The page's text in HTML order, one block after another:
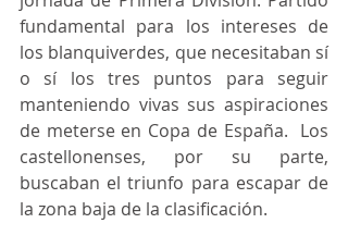
fundamental para los intereses de
los blanquiverdes, que necesitaban sí
o sí los tres puntos para seguir
manteniendo vivas sus aspiraciones
de meterse en Copa de España.  Los
castellonenses, por su parte,
buscaban el triunfo para escapar de
la zona baja de la clasificación.